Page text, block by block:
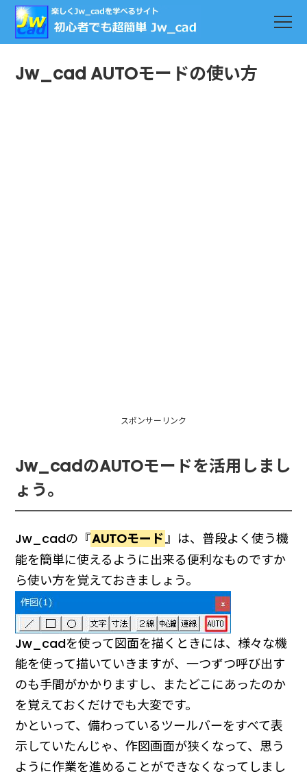
Jw_cad AUTOモードの使い方
スポンサーリンク
Jw_cadのAUTOモードを活用しまし
ょう。
Jw_cadの『AUTOモード』は、普段よく使う機
能を簡単に使えるように出来る便利なものですか
ら使い方を覚えておきましょう。
Jw_cadを使って図面を描くときには、様々な機
能を使って描いていきますが、一つずつ呼び出す
のも手間がかかりますし、またどこにあったのか
を覚えておくだけでも大変です。
かといって、備わっているツールバーをすべて表
示していたんじゃ、作図画面が狭くなって、思う
ように作業を進めることができなくなってしまし